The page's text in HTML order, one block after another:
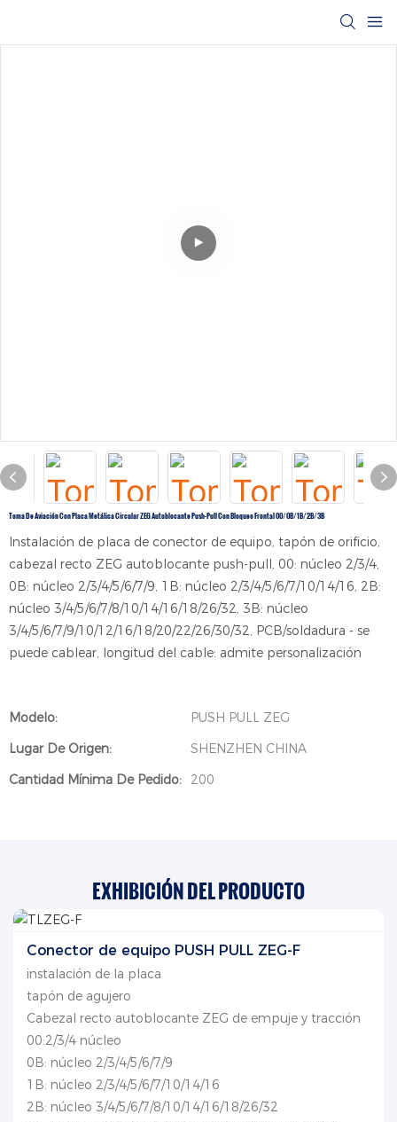
Toma De Aviación Con Placa Metálica Circular ZEG Autoblocante Push-Pull Con Bloqueo Frontal 00/0B/1B/2B/3B
Instalación de placa de conector de equipo, tapón de orificio,
cabezal recto ZEG autoblocante push-pull, 00: núcleo 2/3/4,
0B: núcleo 2/3/4/5/6/7/9, 1B: núcleo 2/3/4/5/6/7/10/14/16, 2B:
núcleo 3/4/5/6/7/8/10/14/16/18/26/32, 3B: núcleo
3/4/5/6/7/9/10/12/16/18/20/22/26/30/32, PCB/soldadura - se
puede cablear, longitud del cable: admite personalización
Modelo:
PUSH PULL ZEG
Lugar De Origen:
SHENZHEN CHINA
Cantidad Mínima De Pedido:
200
EXHIBICIÓN DEL PRODUCTO
Conector de equipo PUSH PULL ZEG-F
instalación de la placa
tapón de agujero
Cabezal recto autoblocante ZEG de empuje y tracción
00:2/3/4 núcleo
0B: núcleo 2/3/4/5/6/7/9
1B: núcleo 2/3/4/5/6/7/10/14/16
2B: núcleo 3/4/5/6/7/8/10/14/16/18/26/32